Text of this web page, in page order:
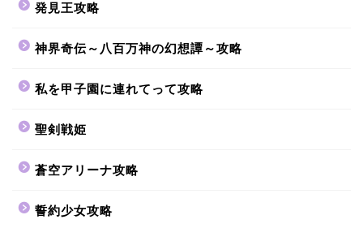
発見王攻略
神界奇伝～八百万神の幻想譚～攻略
私を甲子園に連れてって攻略
聖剣戦姫
蒼空アリーナ攻略
誓約少女攻略